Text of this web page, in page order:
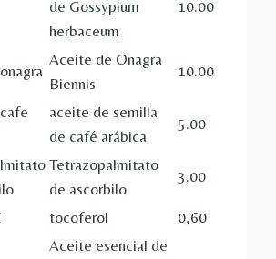
de Gossypium
herbaceum
10.00
Aceite de Onagra
Biennis
10.00
aceite de semilla
de café arábica
5.00
Tetrazopalmitato
de ascorbilo
3.00
tocoferol 0,60
Aceite esencial de